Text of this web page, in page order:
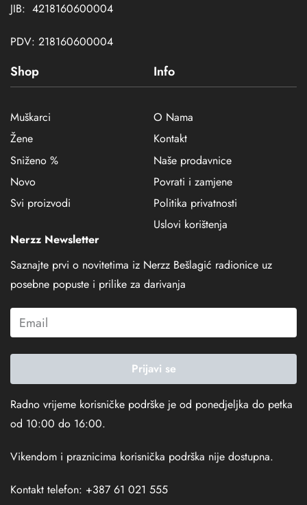
JIB: 4218160600004
PDV: 218160600004
Shop
Muškarci
Žene
Sniženo %
Novo
Svi proizvodi
Info
O Nama
Kontakt
Naše prodavnice
Povrati i zamjene
Politika privatnosti
Uslovi korištenja
Nerzz Newsletter
Saznajte prvi o novitetima iz Nerzz Bešlagić radionice uz
posebne popuste i prilike za darivanja
Prijavi se
Radno vrijeme korisničke podrške je od ponedjeljka do petka
od 10:00 do 16:00.
Vikendom i praznicima korisnička podrška nije dostupna.
Kontakt telefon: +387 61 021 555